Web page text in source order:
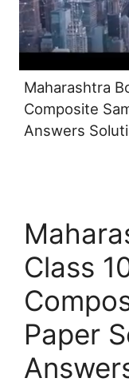
Maharashtra
Composite
Answers
Class
Paper